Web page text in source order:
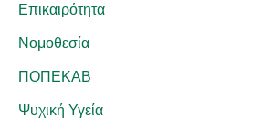
Επικαιρότητα
Νομοθεσία
ΠΟΠΕΚΑΒ
Ψυχική Υγεία